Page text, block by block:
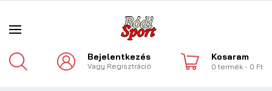
Bejelentkezés
Vagy Regisztráció
Kosaram
0 termék - 0 Ft